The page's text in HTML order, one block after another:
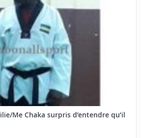
Me Chaka surpris d’entendre qu’il